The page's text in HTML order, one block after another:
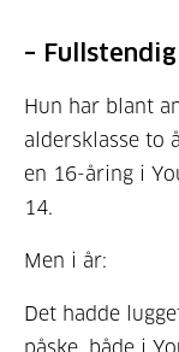
–
Hun har blant
aldersklasse to
en 16-åring i
14.
Men i år:
Det hadde